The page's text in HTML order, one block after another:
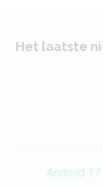
Het laatste
Android 17